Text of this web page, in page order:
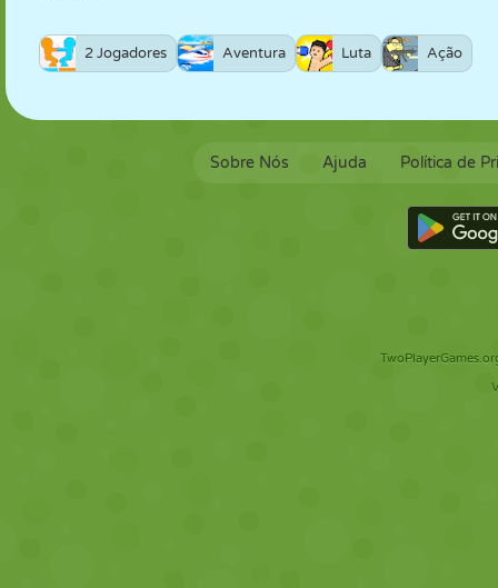
2 Jogadores Aventura Luta Ação
Sobre Nós Ajuda Política de